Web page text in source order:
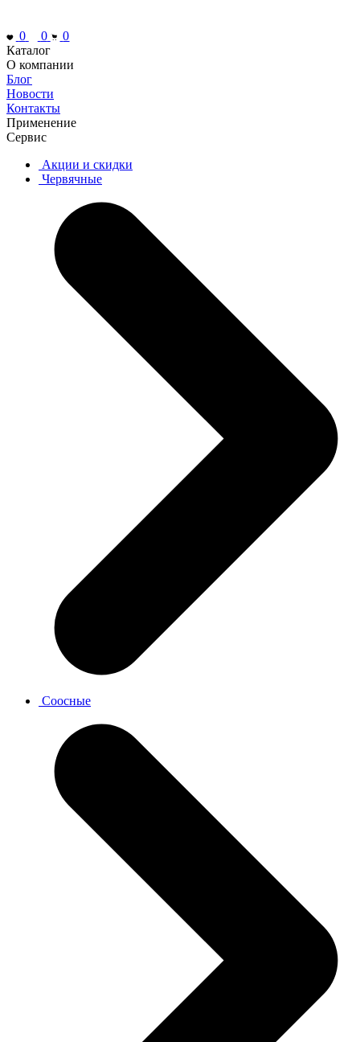
0 0
0
Каталог
О компании
Блог
Новости
Контакты
Применение
Сервис
Акции и скидки
Червячные
Соосные